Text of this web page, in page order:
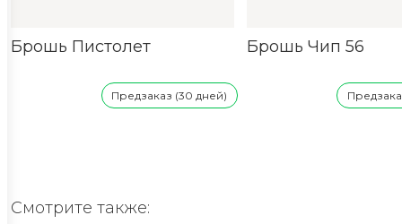
Брошь Пистолет
Предзаказ (30 дней)
Брошь Чип 56
Смотрите также: